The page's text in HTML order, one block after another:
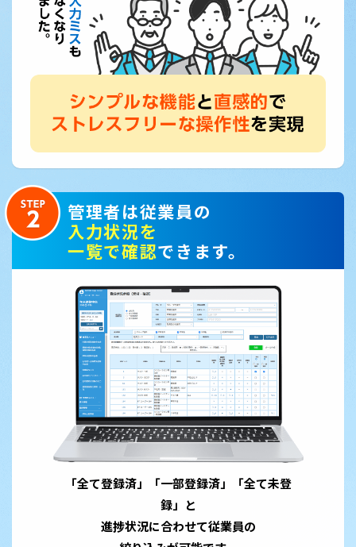
管理者は従業員の
入力状況を
一覧で確認できます。
「全て登録済」「一部登録済」「全て未登
録」と
進捗状況に合わせて従業員の